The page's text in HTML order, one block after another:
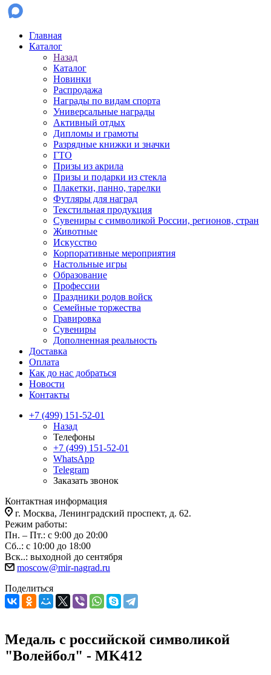
Главная
Каталог
Назад
Каталог
Новинки
Распродажа
Награды по видам спорта
Универсальные награды
Активный отдых
Дипломы и грамоты
Разрядные книжки и значки
ГТО
Призы из акрила
Призы и подарки из стекла
Плакетки, панно, тарелки
Футляры для наград
Текстильная продукция
Сувениры с символикой России, регионов, стран
Животные
Искусство
Корпоративные мероприятия
Настольные игры
Образование
Профессии
Праздники родов войск
Семейные торжества
Гравировка
Сувениры
Дополненная реальность
Доставка
Оплата
Как до нас добраться
Новости
Контакты
+7 (499) 151-52-01
Назад
Телефоны
+7 (499) 151-52-01
WhatsApp
Telegram
Заказать звонок
Контактная информация
г. Москва, Ленинградский проспект, д. 62.
Режим работы:
Пн. – Пт.: с 9:00 до 20:00
Сб..: с 10:00 до 18:00
Вск..: выходной до сентября
moscow@mir-nagrad.ru
Поделиться
Медаль с российской символикой
"Волейбол" - MK412